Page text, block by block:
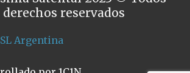
derechos reservados
Argentina